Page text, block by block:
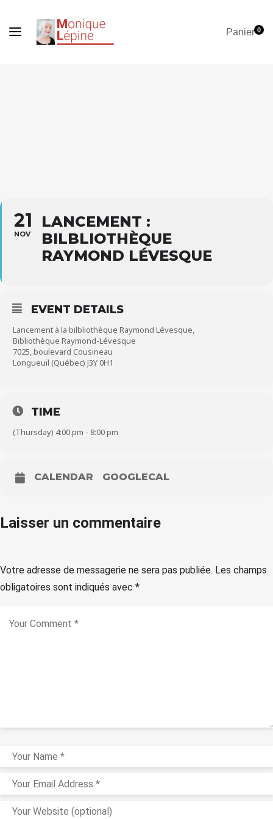
Panier0
21
NOV
LANCEMENT :
BILBLIOTHÈQUE
RAYMOND LÉVESQUE
EVENT DETAILS
Lancement à la bilbliothèque Raymond Lévesque,
Bibliothèque Raymond-Lévesque
7025, boulevard Cousineau
Longueuil (Québec) J3Y 0H1
TIME
(Thursday) 4:00 pm - 8:00 pm
CALENDAR GOOGLECAL
Laisser un commentaire
Votre adresse de messagerie ne sera pas publiée. Les champs
obligatoires sont indiqués avec *